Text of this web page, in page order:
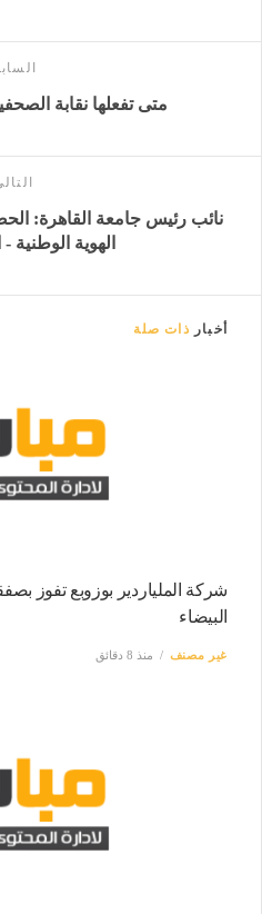
متى تفعلها نقابة
نائب رئيس جامعة القاهرة:
الهوية الوطنية
أخبار ذات صلة
شركة الملياردير بوزوبع تفوز
البيضاء
غير مصنف منذ 8 دقائق